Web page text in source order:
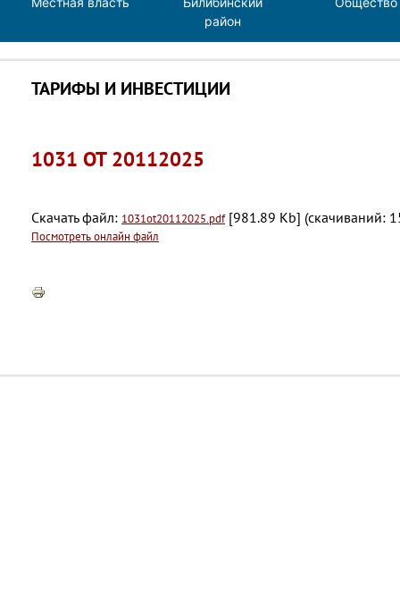
район
ТАРИФЫ И ИНВЕСТИЦИИ
1031 ОТ 20112025
Скачать файл: 1031ot20112025.pdf[981.89 Kb] (cкачиваний:
Посмотреть онлайн файл